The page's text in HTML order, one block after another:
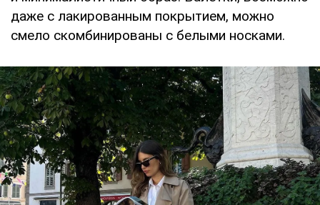
даже с лакированным покрытием, можно
смело скомбинированы с белыми носками.